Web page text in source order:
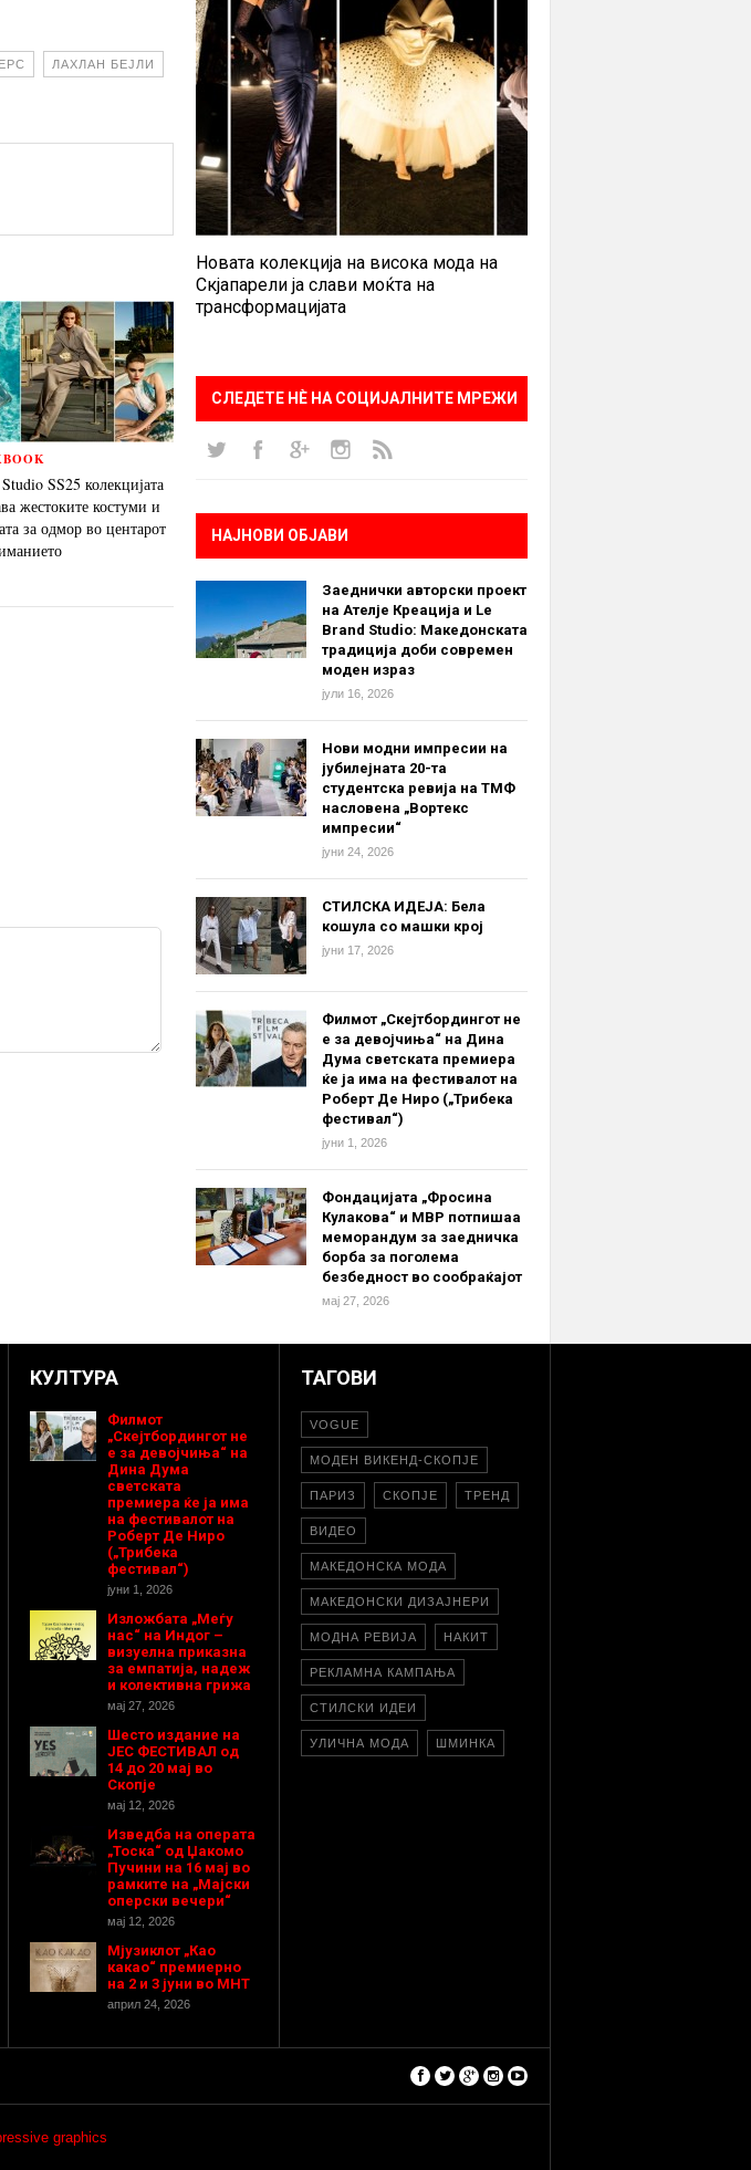
ЛАХЛАН БЕЈЛИ
SS25 колекцијата
жестоките костуми и
за одмор во центарот
Новата колекција на висока мода на
Скјапарели ја слави моќта на
трансформацијата
СЛЕДЕТЕ НÈ НА СОЦИЈАЛНИТЕ МРЕЖИ
НАЈНОВИ ОБЈАВИ
Заеднички авторски проект
на Ателје Креација и Le
Brand Studio: Македонската
традиција доби современ
моден израз
јули 16, 2026
Нови модни импресии на
јубилејната 20-та
студентска ревија на ТМФ
насловена „Вортекс
импресии“
јуни 24, 2026
СТИЛСКА ИДЕЈА: Бела
кошула со машки крој
јуни 17, 2026
Филмот „Скејтбордингот не
е за девојчиња“ на Дина
Дума светската премиера
ќе ја има на фестивалот на
Роберт Де Ниро („Трибека
фестивал“)
јуни 1, 2026
Фондацијата „Фросина
Кулакова“ и МВР потпишаа
меморандум за заедничка
борба за поголема
безбедност во сообраќајот
мај 27, 2026
КУЛТУРА
Филмот
„Скејтбордингот не
е за девојчиња“ на
Дина Дума
светската
премиера ќе ја има
на фестивалот на
Роберт Де Ниро
(„Трибека
фестивал“)
јуни 1, 2026
Изложбата „Меѓу
нас“ на Индог –
визуелна приказна
за емпатија, надеж
и колективна грижа
мај 27, 2026
Шесто издание на
ЈЕС ФЕСТИВАЛ од
14 до 20 мај во
Скопје
мај 12, 2026
Изведба на операта
„Тоска“ од Џакомо
Пучини на 16 мај во
рамките на „Мајски
оперски вечери“
мај 12, 2026
Мјузиклот „Као
какао“ премиерно
на 2 и 3 јуни во МНТ
април 24, 2026
ТАГОВИ
VOGUE
МОДЕН ВИКЕНД-СКОПЈЕ
ПАРИЗ СКОПЈЕ ТРЕНД
ВИДЕО
МАКЕДОНСКА МОДА
МАКЕДОНСКИ ДИЗАЈНЕРИ
МОДНА РЕВИЈА НАКИТ
РЕКЛАМНА КАМПАЊА
СТИЛСКИ ИДЕИ
УЛИЧНА МОДА ШМИНКА
graphics